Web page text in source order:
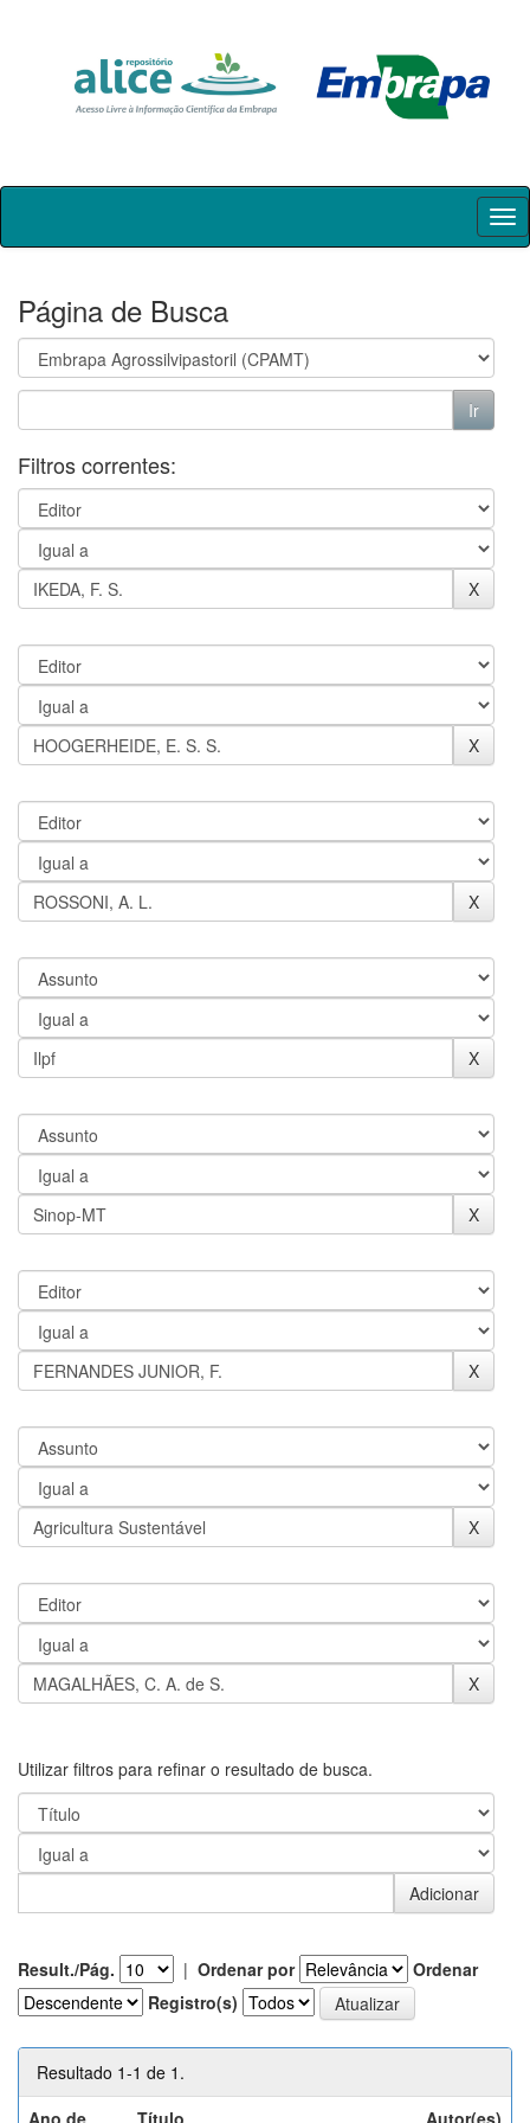
Skip
Página de Busca
Filtros correntes:
Utilizar filtros para refinar o resultado de busca.
Result./Pág. | Ordenar por
Ordenar
Registro(s)
Resultado 1-1 de 1.
Ano de
Título Autor(es)